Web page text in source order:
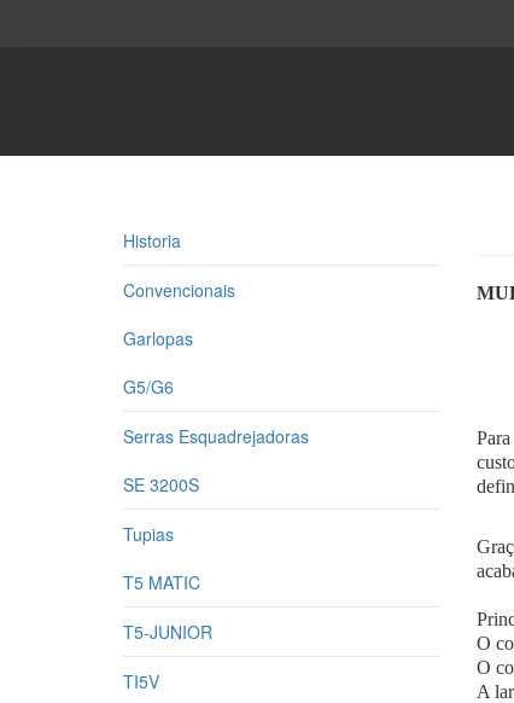
Historia
Convencionais
Garlopas
G5/G6
Serras Esquadrejadoras
SE 3200S
Tupias
T5 MATIC
T5-JUNIOR
TI5V
O
O
A